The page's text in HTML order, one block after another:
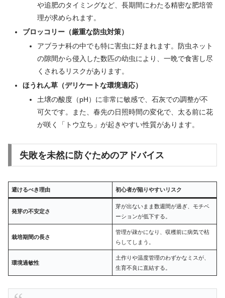
や追肥のタイミングなど、長期間にわたる精密な肥培管
理が求められます。
ブロッコリー（厳重な防虫対策）
アブラナ科の中でも特に害虫に好まれます。防虫ネット
の隙間から侵入した数匹の幼虫により、一晩で食害し尽
くされるリスクがあります。
ほうれん草（デリケートな環境適応）
土壌の酸度（pH）に非常に敏感で、石灰での調整が不
可欠です。また、春先の日照時間の変化で、太る前に花
が咲く「トウ立ち」が起きやすい性質があります。
失敗を未然に防ぐためのアドバイス
避けるべき理由 初心者が陥りやすいリスク
発芽の不安定さ
芽が出ないまま数週間が過ぎ、モチベ
ーションが低下する。
栽培期間の長さ
管理が疎かになり、収穫前に病気で枯
らしてしまう。
環境過敏性
土作りや温度管理のわずかなミスが、
生育不良に直結する。